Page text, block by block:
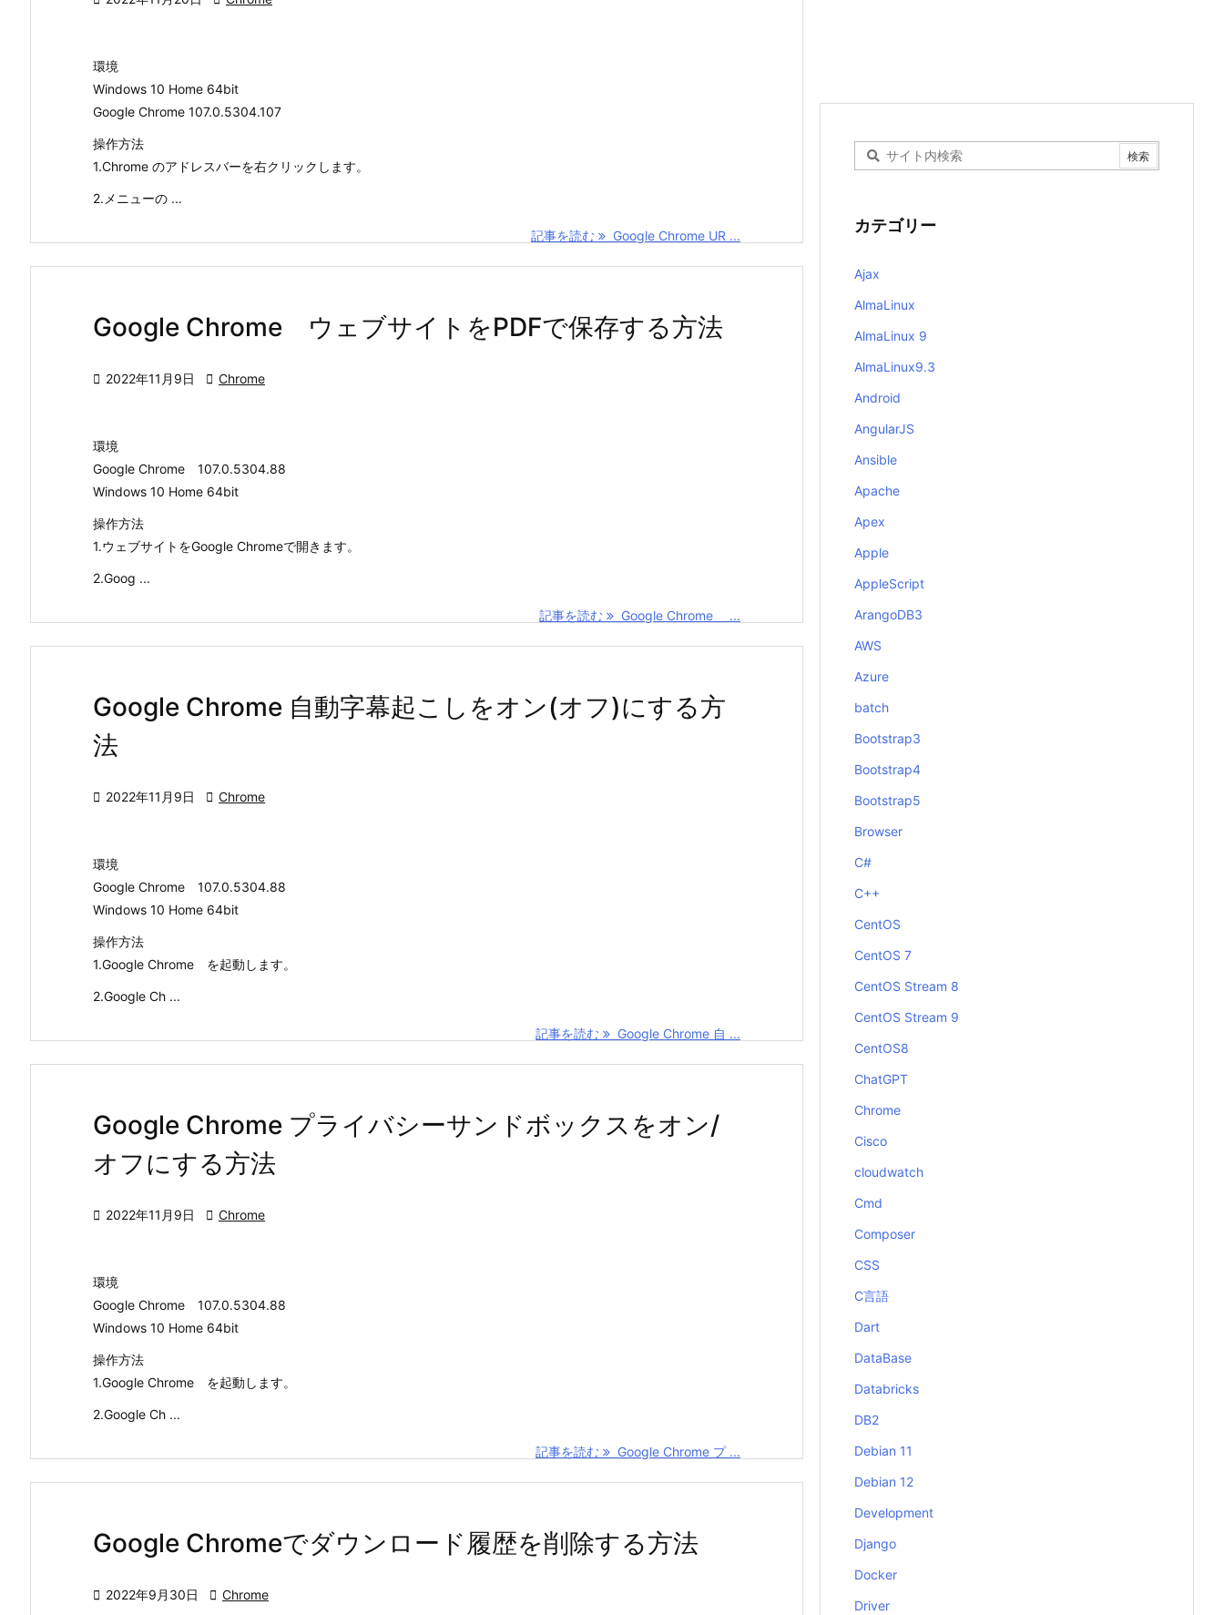
環境
Windows 10 Home 64bit
Google Chrome 107.0.5304.107
操作方法
1.Chrome のアドレスバーを右クリックします。
2.メニューの ...
記事を読む Google Chrome UR ...
Google Chrome ウェブサイトをPDFで保存する方法
 2022年11月9日  Chrome
環境
Google Chrome 107.0.5304.88
Windows 10 Home 64bit
操作方法
1.ウェブサイトをGoogle Chromeで開きます。
2.Goog ...
記事を読む Google Chrome ...
Google Chrome 自動字幕起こしをオン(オフ)にする方
法
 2022年11月9日  Chrome
環境
Google Chrome 107.0.5304.88
Windows 10 Home 64bit
操作方法
1.Google Chrome を起動します。
2.Google Ch ...
記事を読む Google Chrome 自 ...
Google Chrome プライバシーサンドボックスをオン/
オフにする方法
 2022年11月9日  Chrome
環境
Google Chrome 107.0.5304.88
Windows 10 Home 64bit
操作方法
1.Google Chrome を起動します。
2.Google Ch ...
記事を読む Google Chrome プ ...
Google Chromeでダウンロード履歴を削除する方法
 2022年9月30日  Chrome
カテゴリー
Ajax
AlmaLinux
AlmaLinux 9
AlmaLinux9.3
Android
AngularJS
Ansible
Apache
Apex
Apple
AppleScript
ArangoDB3
AWS
Azure
batch
Bootstrap3
Bootstrap4
Bootstrap5
Browser
C#
C++
CentOS
CentOS 7
CentOS Stream 8
CentOS Stream 9
CentOS8
ChatGPT
Chrome
Cisco
cloudwatch
Cmd
Composer
CSS
C言語
Dart
DataBase
Databricks
DB2
Debian 11
Debian 12
Development
Django
Docker
Driver